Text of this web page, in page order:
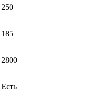
250
185
2800
Есть